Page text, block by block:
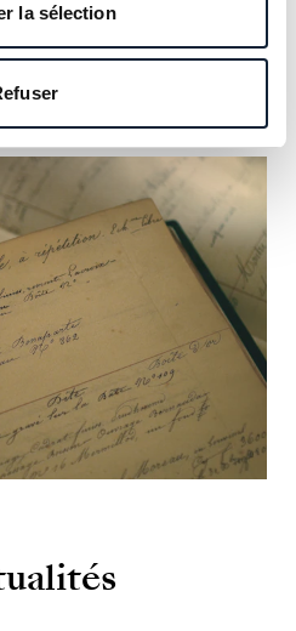
la sélectiond’y inscrire le vôtre.